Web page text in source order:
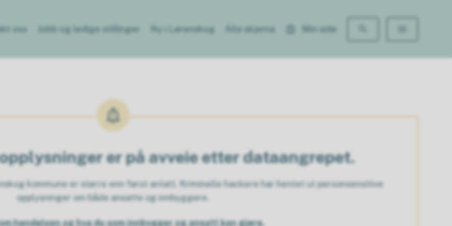
oss Jobb og ledige stillinger Ny i Lørenskog Alle skjema Min side
er på avveie etter dataangrepet.
kommune er større enn først antatt. Kriminelle hackere har hentet ut personsensitive
opplysninger om både ansatte og innbyggere.
hendelsen og hva du som innbygger og ansatt kan gjøre.